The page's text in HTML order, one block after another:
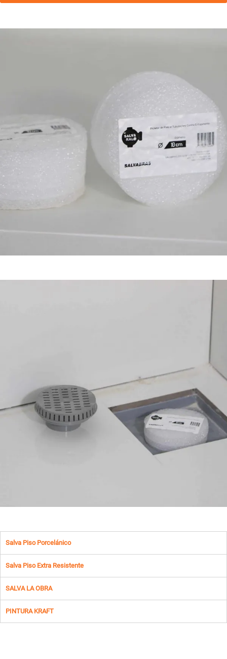
Salva Piso Porcelánico
Salva Piso Extra Resistente
SALVA LA OBRA
PINTURA KRAFT